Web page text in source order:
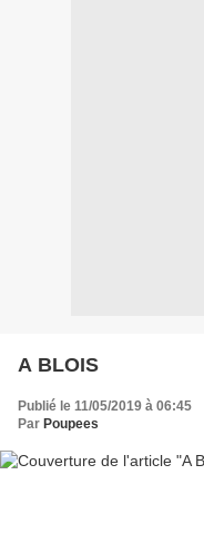
A BLOIS
Publié le 11/05/2019 à 06:45
Par Poupees